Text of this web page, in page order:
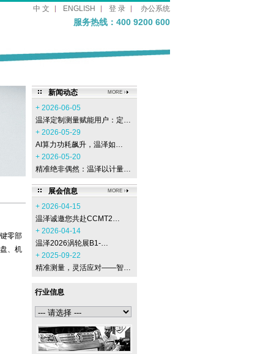
中 文 ENGLISH 登 录 办公系统
服务热线：400 9200 600
MORE
新闻动态
+ 2026-06-05
温泽定制测量赋能用户：定…
+ 2026-05-29
AI算力功耗飙升，温泽如…
+ 2026-05-20
精准绝非偶然：温泽以计量…
MORE
展会信息
+ 2026-04-15
温泽诚邀您共赴CCMT2…
+ 2026-04-14
温泽2026涡轮展B1-…
+ 2025-09-22
精准测量，灵活应对——智…
行业信息
零部
、机